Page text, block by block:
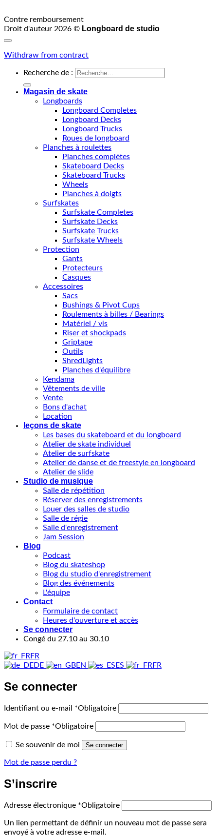
Contre remboursement
Droit d'auteur 2026 © Longboard de studio
Withdraw from contract
Recherche de :
Magasin de skate
Longboards
Longboard Completes
Longboard Decks
Longboard Trucks
Roues de longboard
Planches à roulettes
Planches complètes
Skateboard Decks
Skateboard Trucks
Wheels
Planches à doigts
Surfskates
Surfskate Completes
Surfskate Decks
Surfskate Trucks
Surfskate Wheels
Protection
Gants
Protecteurs
Casques
Accessoires
Sacs
Bushings & Pivot Cups
Roulements à billes / Bearings
Matériel / vis
Riser et shockpads
Griptape
Outils
ShredLights
Planches d'équilibre
Kendama
Vêtements de ville
Vente
Bons d'achat
Location
leçons de skate
Les bases du skateboard et du longboard
Atelier de skate individuel
Atelier de surfskate
Atelier de danse et de freestyle en longboard
Atelier de slide
Studio de musique
Salle de répétition
Réserver des enregistrements
Louer des salles de studio
Salle de régie
Salle d'enregistrement
Jam Session
Blog
Podcast
Blog du skateshop
Blog du studio d'enregistrement
Blog des événements
L'équipe
Contact
Formulaire de contact
Heures d'ouverture et accès
Se connecter
Congé du 27.10 au 30.10
FR
DE
EN ES FR
Se connecter
Identifiant ou e-mail *Obligatoire
Mot de passe *Obligatoire
Se souvenir de moi Se connecter
Mot de passe perdu ?
S’inscrire
Adresse électronique *Obligatoire
Un lien permettant de définir un nouveau mot de passe sera
envoyé à votre adresse e-mail.